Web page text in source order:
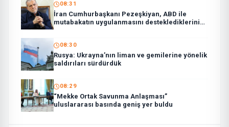
08:31
İran Cumhurbaşkanı Pezeşkiyan, ABD ile
mutabakatın uygulanmasını desteklediklerini
08:30
Rusya: Ukrayna’nın liman ve gemilerine yönelik
saldırıları sürdürdük
08:29
“Mekke Ortak Savunma Anlaşması”
uluslararası basında geniş yer buldu